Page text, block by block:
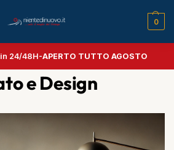
0
24/48H-APERTO TUTTO AGOSTO
e Design